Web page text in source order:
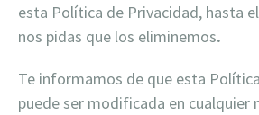
esta Política de Privacidad, hasta
nos pidas que los eliminemos.
Te informamos de que esta
puede ser modificada en cualquier